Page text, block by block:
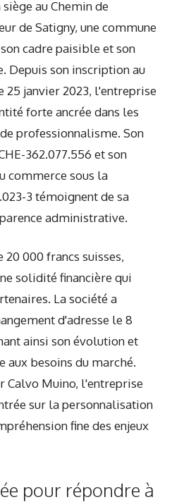
au Chemin de
de Satigny, une commune
cadre paisible et son
Depuis son inscription au
25 janvier 2023, l'entreprise
forte ancrée dans les
professionnalisme. Son
362.077.556 et son
commerce sous la
3 témoignent de sa
administrative.
000 francs suisses,
solidité financière qui
La société a
d'adresse le 8
ainsi son évolution et
aux besoins du marché.
Calvo Muino, l'entreprise
sur la personnalisation
fine des enjeux
pour répondre à